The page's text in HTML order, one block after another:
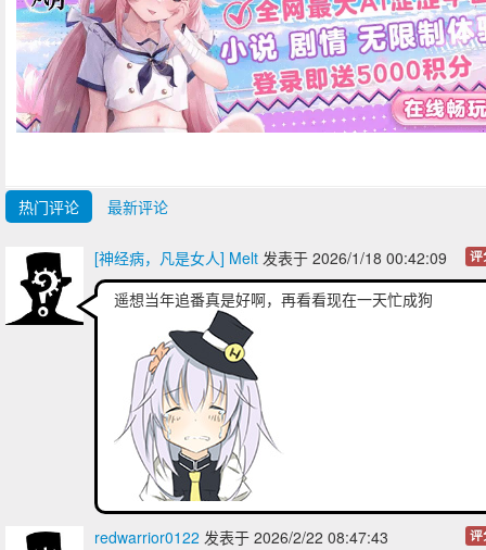
热门评论 最新评论
[神经病，凡是女人] Melt 发表于 2026/1/18 00:42:09 评
遥想当年追番真是好啊，再看看现在一天忙成狗
redwarrior0122 发表于 2026/2/22 08:47:43 评